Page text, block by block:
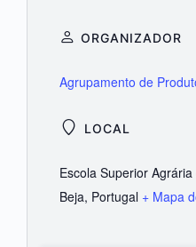
LOCAL
Escola Superior
Beja, Portugal + Mapa
ORGANIZADOR
Agrupamento de